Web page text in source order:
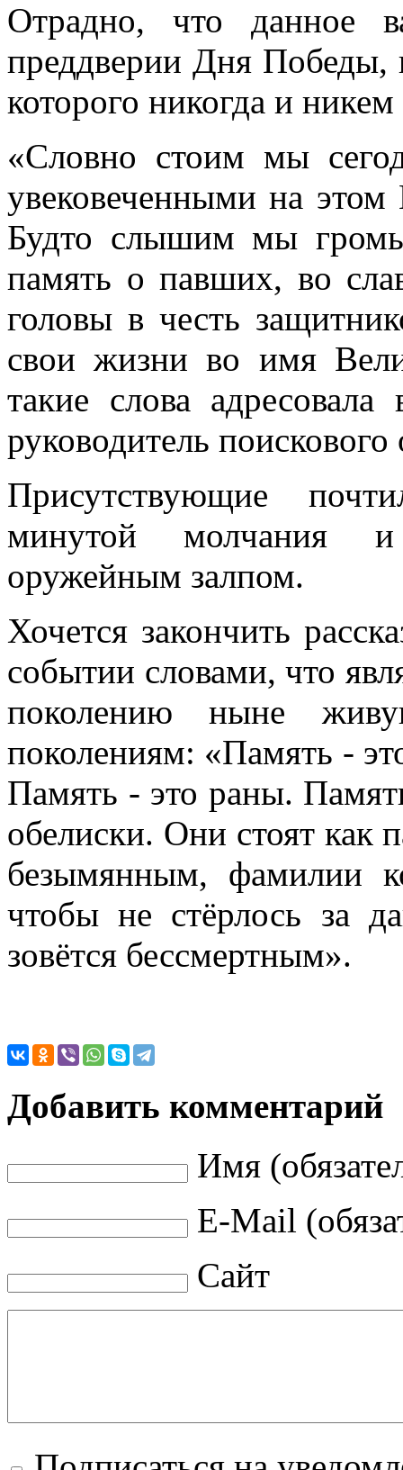
Отрадно, что данное
преддверии Дня Победы,
которого никогда и никем
«Словно стоим мы
увековеченными на
Будто слышим мы
память о павших, во
головы в честь
свои жизни во имя
такие слова
руководитель
Присутствующие
минутой молчания и
оружейным залпом.
Хочется закончить
событии словами, что
поколению ныне
поколениям: «Память -
Память - это раны.
обелиски. Они стоят как
безымянным, фамилии
чтобы не стёрлось за
зовётся бессмертным».
Добавить комментарий
Имя
E-Mail
Сайт